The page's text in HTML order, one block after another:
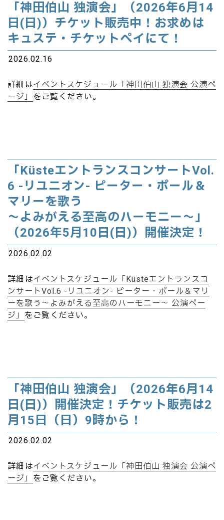
「神田伯山 独演会」（2026年6月14
日(日)）チケット販売中！お求めは
キュステ・チケットペイにて！
2026.02.16
詳細はイベントスケジュール「神田伯山 独演会 公演ペ
ージ」 をご覧ください。
「KüsteエントランスコンサートVol.
6 -リユニオン- ピーター・ポール＆
マリーを歌う
～よみがえる至高のハーモニー～」
（2026年5月10日(日)）開催決定！
2026.02.02
詳細はイベントスケジュール「Küsteエントランスコ
ンサートVol.6 -リユニオン- ピーター・ポール＆マリ
ーを歌う～よみがえる至高のハーモニー～ 公演ペー
ジ」 をご覧ください。
「神田伯山 独演会」（2026年6月14
日(日)）開催決定！チケット販売は2
月15日（日）9時から！
2026.02.02
詳細はイベントスケジュール「神田伯山 独演会 公演ペ
ージ」 をご覧ください。